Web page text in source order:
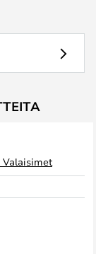
Valaisimet